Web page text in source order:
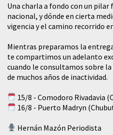
​Una charla a fondo con un
nacional, y dónde en cierta
vigencia y el camino recorrido
Mientras preparamos la
te compartimos un adelanto
cuando le consultamos sobre
de muchos años de inactividad.
15/8 - Comodoro Rivadavia
16/8 - Puerto Madryn
Hernán Mazón Periodista